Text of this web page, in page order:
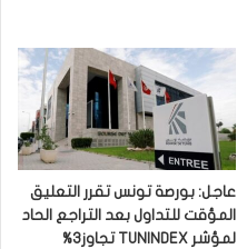
عاجل: بورصة تونس تقرر التعليق
المؤقت للتداول بعد التراجع الحاد
لمؤشر TUNINDEX تجاوز3%